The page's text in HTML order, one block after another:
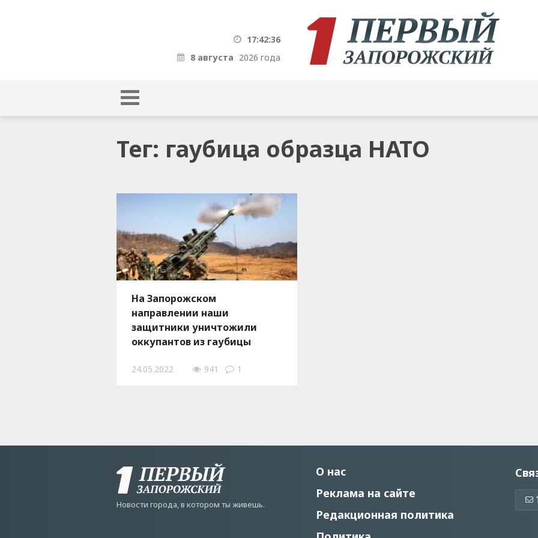
17:42:36
8 августа 2026 года
Тег: гаубица образца НАТО
На Запорожском
направлении наши
защитники уничтожили
оккупантов из гаубицы
24.05.2022 941 1
Новости города, в котором ты живешь.
О нас
Реклама на сайте
Редакционная политика